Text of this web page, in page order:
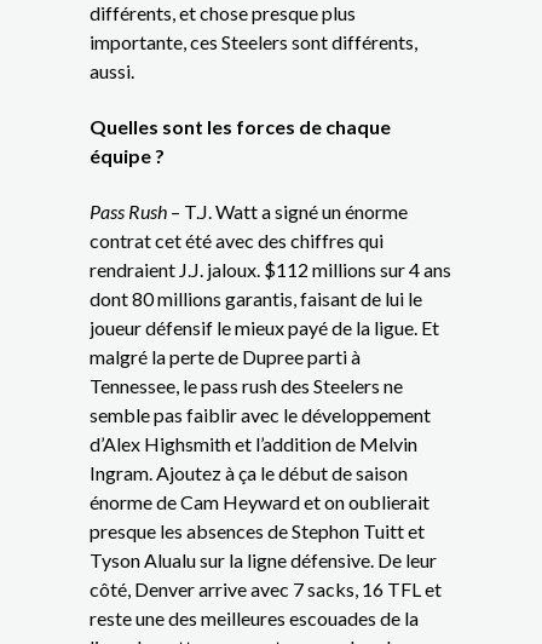
différents, et chose presque plus
importante, ces Steelers sont différents,
aussi.
Quelles sont les forces de chaque
équipe ?
Pass Rush – T.J. Watt a signé un énorme
contrat cet été avec des chiffres qui
rendraient J.J. jaloux. $112 millions sur 4 ans
dont 80 millions garantis, faisant de lui le
joueur défensif le mieux payé de la ligue. Et
malgré la perte de Dupree parti à
Tennessee, le pass rush des Steelers ne
semble pas faiblir avec le développement
d’Alex Highsmith et l’addition de Melvin
Ingram. Ajoutez à ça le début de saison
énorme de Cam Heyward et on oublierait
presque les absences de Stephon Tuitt et
Tyson Alualu sur la ligne défensive. De leur
côté, Denver arrive avec 7 sacks, 16 TFL et
reste une des meilleures escouades de la